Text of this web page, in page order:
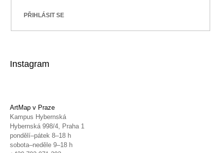
PŘIHLÁSIT SE
Instagram
ArtMap v Praze
Kampus Hybernská
Hybernská 998/4, Praha 1
pondělí–pátek 8–18 h
sobota–neděle 9–18 h